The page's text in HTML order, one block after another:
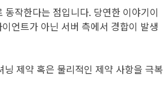
작한다는 점입니다. 당연한 이야기이
언트가 아닌 서버 측에서 경합이 발생
제약 혹은 물리적인 제약 사항을 극복